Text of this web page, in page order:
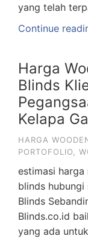
yang telah
Continue
Harga
Blinds
Kelapa
HARGA
PORTOFOLIO
estimasi
blinds hubungi
Blinds
Blinds.co.id
yang ada